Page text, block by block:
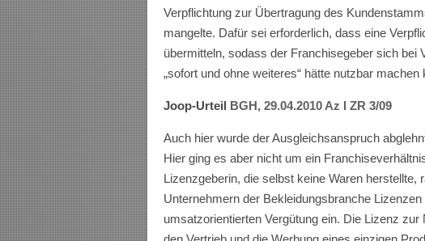
Verpflichtung zur Übertragung des
mangelte. Dafür sei erforderlich, dass eine
übermitteln, sodass der Franchisegeber sich bei
„sofort und ohne weiteres“ hätte nutzbar machen
Joop-Urteil BGH, 29.04.2010 Az I ZR 3/09
Auch hier wurde der Ausgleichsanspruch
Hier ging es aber nicht um ein
Lizenzgeberin, die selbst keine Waren
Unternehmern der Bekleidungsbranche
umsatzorientierten Vergütung ein. Die Lizenz